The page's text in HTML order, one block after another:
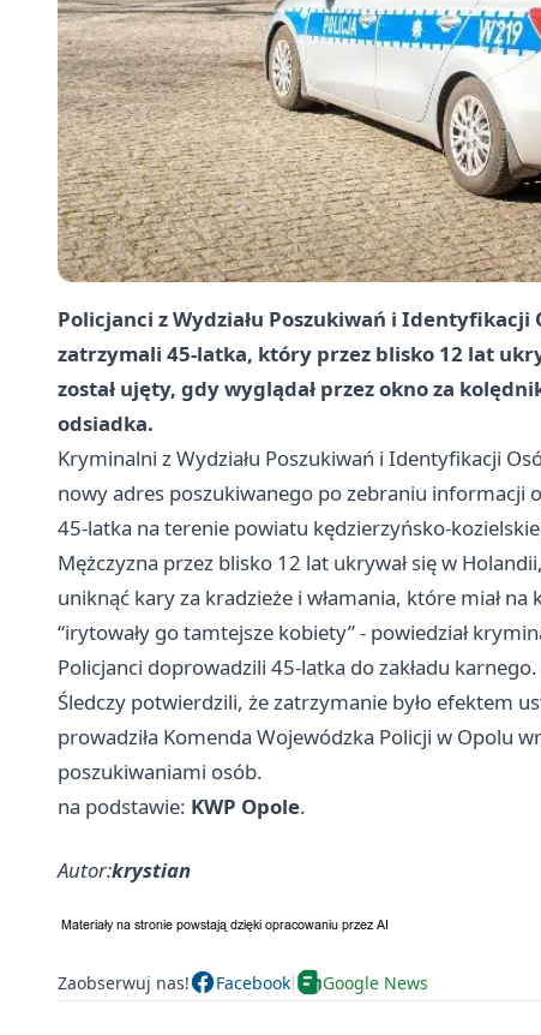
Policjanci z Wydziału Poszukiwań i
zatrzymali 45-latka, który przez blisko 12 lat
został ujęty, gdy wyglądał przez okno za
odsiadka.
Kryminalni z Wydziału Poszukiwań i Identyfikacji
nowy adres poszukiwanego po zebraniu informacji
45-latka na terenie powiatu kędzierzyńsko-
Mężczyzna przez blisko 12 lat ukrywał się w
uniknąć kary za kradzieże i włamania, które miał na
“irytowały go tamtejsze kobiety” - powiedział
Policjanci doprowadzili 45-latka do zakładu karnego.
Śledczy potwierdzili, że zatrzymanie było efektem
prowadziła Komenda Wojewódzka Policji w Opolu
poszukiwaniami osób.
na podstawie: KWP Opole.
Autor:krystian
Zaobserwuj nas! Facebook Google News